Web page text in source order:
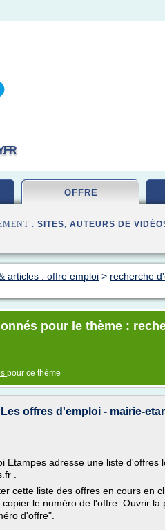
OFFRE
: SITES, AUTEURS DE
articles : offre emploi > recherche
pour le thème :
pour ce thème
offres d'emploi - mairie-
Etampes adresse une liste d'offres
.
cette liste des offres en cours en
le numéro de l'offre. Ouvrir la
d'offre".